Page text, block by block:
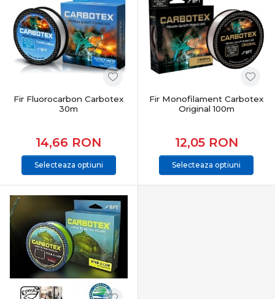
Ce definește pescuitul feeder & staționar
Acest stil de pescuit se bazează pe:
lansări precise pe vad nădit
sensibilitate maximă la trăsături fine
control total al monturii pe fundul apei
Este un pescuit tehnic, eficient și extrem de versatil.
CategoriaFeeder & Staționar
include o gamă completă
de echipamente:
echilibrată
Mulinete feeder– frânare precisă și recuperare
constantă
Momitoare & coșulețe feeder
substrat
Monturi feeder & staționar
Accesorii feeder– agrafe, vârteje, tuburi antitangle
Suporturi, rod pod-uri, tripozi
Fir Fluorocarbon Carbotex
30m
14,66 RON
Selecteaza optiuni
Fir Monofilament Carbotex
Original 100m
12,05 RON
Selecteaza optiuni